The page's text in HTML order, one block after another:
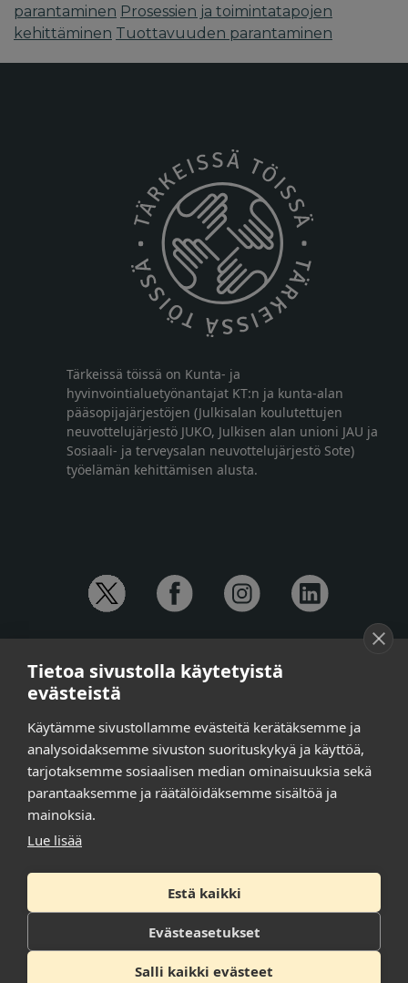
parantaminen Prosessien ja toimintatapojen
kehittäminen Tuottavuuden parantaminen
Tärkeissä töissä on Kunta- ja
hyvinvointialuetyönantajat KT:n ja kunta-alan
pääsopijajärjestöjen (Julkisalan koulutettujen
neuvottelujärjestö JUKO, Julkisen alan unioni JAU ja
Sosiaali- ja terveysalan neuvottelujärjestö Sote)
työelämän kehittämisen alusta.
Anna-Mari Jaanu, kehittämispäällikkö,
puh. +358 50 572 4620
Henna Honkalo,
viestintäpäällikkö,
puh. +358 50 479 6618
Ilari Raiski, viestintä- ja tapahtumakoordinaattori,
puh. +358 45 130 3832
Susanna Laasio,
tarkeissatoissa[a]kt.fi
Tilaa uutiskirje
Tietosuojaseloste
Saavutettavuusseloste
Tietoa sivustolla käytetyistä
evästeistä
Käytämme sivustollamme evästeitä kerätäksemme ja
analysoidaksemme sivuston suorituskykyä ja käyttöä,
tarjotaksemme sosiaalisen median ominaisuuksia sekä
parantaaksemme ja räätälöidäksemme sisältöä ja
mainoksia.
Lue lisää
Estä kaikki
Evästeasetukset
Salli kaikki evästeet